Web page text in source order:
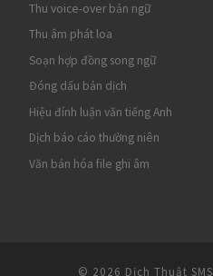
Thu voice-over bản ngữ
Thu âm phát loa
Soạn hợp đồng song ngữ
Đóng dấu bản dịch
Hiệu đính luận văn tiếng Anh
Dịch báo cáo thường niên
Văn bản hóa file ghi âm
© 2026 Dịch Thuật SMS